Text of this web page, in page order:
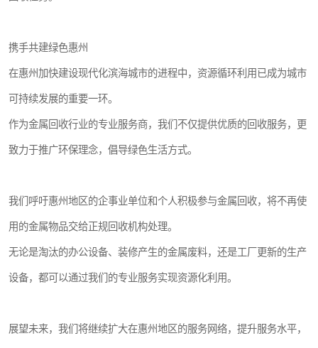
携手共建绿色惠州
在惠州加快建设现代化滨海城市的进程中，资源循环利用已成为城市
可持续发展的重要一环。
作为金属回收行业的专业服务商，我们不仅提供优质的回收服务，更
致力于推广环保理念，倡导绿色生活方式。
我们呼吁惠州地区的企事业单位和个人积极参与金属回收，将不再使
用的金属物品交给正规回收机构处理。
无论是淘汰的办公设备、装修产生的金属废料，还是工厂更新的生产
设备，都可以通过我们的专业服务实现资源化利用。
展望未来，我们将继续扩大在惠州地区的服务网络，提升服务水平，